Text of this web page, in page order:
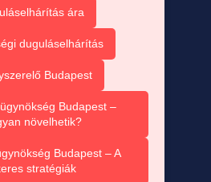
ára
duguláselhárítás
Budapest
Budapest –
növelhetik?
Budapest – A
stratégiák